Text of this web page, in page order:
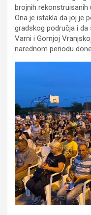
brojnih rekonstruisanih
Ona je istakla da joj je
gradskog područja i
Varni i Gornjoj
narednom periodu